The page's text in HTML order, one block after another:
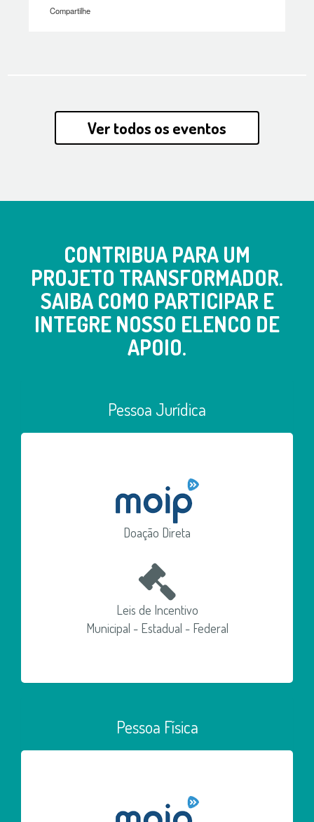
Compartilhe
Ver todos os eventos
CONTRIBUA PARA UM
PROJETO TRANSFORMADOR.
SAIBA COMO PARTICIPAR E
INTEGRE NOSSO ELENCO DE
APOIO.
Pessoa Jurídica
Doação Direta
Leis de Incentivo
Municipal - Estadual - Federal
Pessoa Física